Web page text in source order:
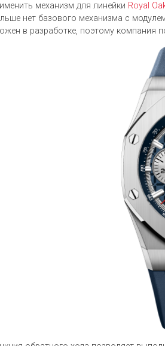
механизм для линейки Royal
нет базового механизма с
в разработке, поэтому компания